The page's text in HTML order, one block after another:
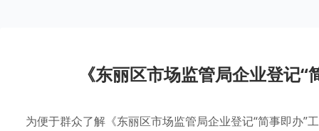
《东丽区市场监管局企业登记
为便于群众了解《东丽区市场监管局企业登记“简事即办